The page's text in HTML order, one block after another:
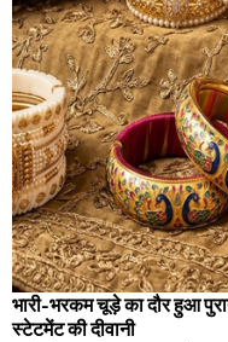
भारी-भरकम चूड़े का दौर हुआ
स्टेटमेंट की दीवानी